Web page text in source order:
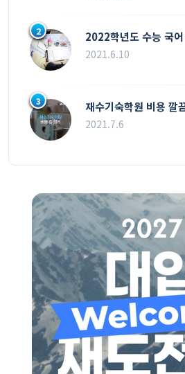
2 2022학년도 수능 국
2021.6.10
3 재수기숙학원 비용 깔
2021.7.6